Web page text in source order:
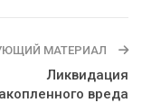
МАТЕРИАЛ
Ликвидация
вреда